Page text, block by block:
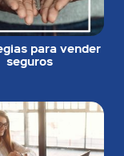
para vender
seguros